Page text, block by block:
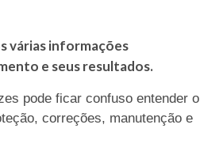
várias informações
e seus resultados.
pode ficar confuso entender o
correções, manutenção e